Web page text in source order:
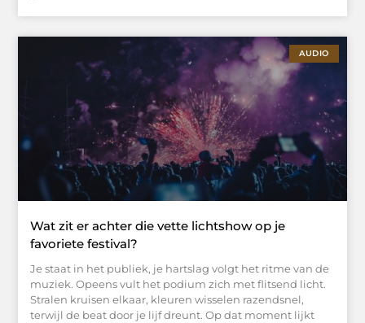
AUDIO
Wat zit er achter die vette lichtshow op je
favoriete festival?
Je staat in het publiek, je hartslag volgt het ritme van de
muziek. Opeens vult het podium zich met flitsend licht.
Stralen kruisen elkaar, kleuren wisselen razendsnel,
terwijl de beat door je lijf dreunt. Op dat moment lijkt